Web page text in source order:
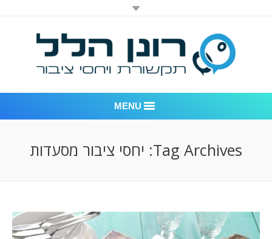
MENU
לקוחות – משרד יחסי ציבור רונן הלל
Tag Archives: יחסי ציבור מסעדות